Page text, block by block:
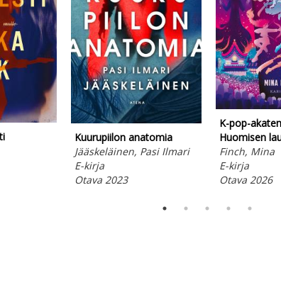
Kuurupiilon anatomia
Jääskeläinen, Pasi Ilmari
E-kirja
Otava 2023
K-pop-
Huomisen
Finch, Mina
E-kirja
Otava 2026